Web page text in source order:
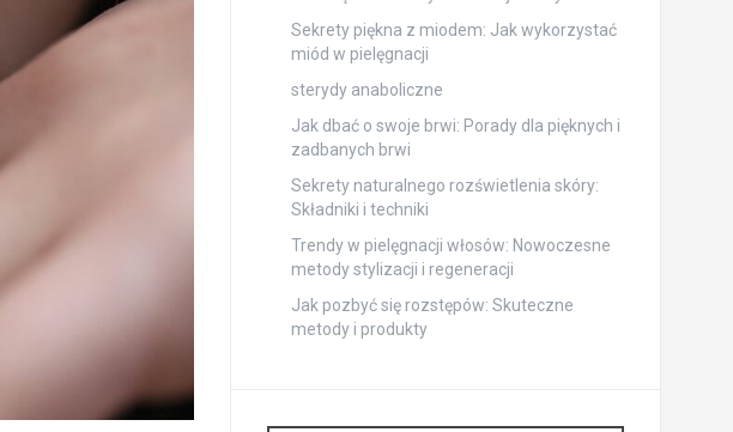
Sekrety piękna z miodem: Jak wykorzystać
miód w pielęgnacji
sterydy anaboliczne
Jak dbać o swoje brwi: Porady dla pięknych i
zadbanych brwi
Sekrety naturalnego rozświetlenia skóry:
Składniki i techniki
Trendy w pielęgnacji włosów: Nowoczesne
metody stylizacji i regeneracji
Jak pozbyć się rozstępów: Skuteczne
metody i produkty